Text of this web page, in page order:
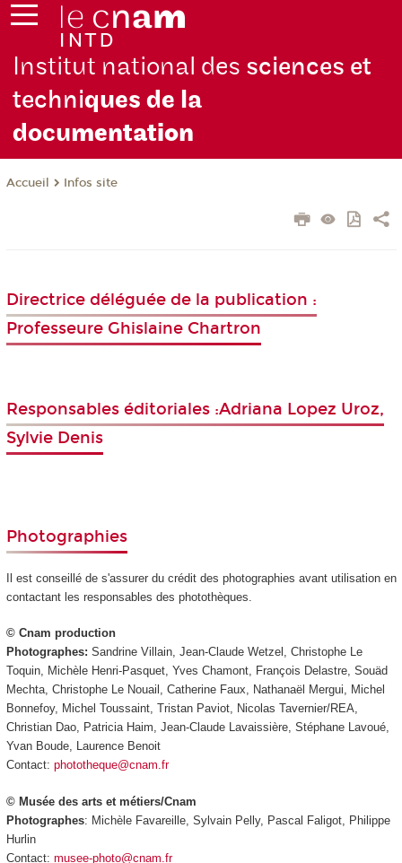
Institut national des sciences et
techniques de la
documentation
Accueil Infos site
Directrice déléguée de la publication :
Professeure Ghislaine Chartron
Responsables éditoriales :Adriana Lopez Uroz,
Sylvie Denis
Photographies
Il est conseillé de s'assurer du crédit des photographies avant utilisation en
contactant les responsables des photothèques.
© Cnam production
Photographes: Sandrine Villain, Jean-Claude Wetzel, Christophe Le
Toquin, Michèle Henri-Pasquet, Yves Chamont, François Delastre, Souäd
Mechta, Christophe Le Nouail, Catherine Faux, Nathanaël Mergui, Michel
Bonnefoy, Michel Toussaint, Tristan Paviot, Nicolas Tavernier/REA,
Christian Dao, Patricia Haim, Jean-Claude Lavaissière, Stéphane Lavoué,
Yvan Boude, Laurence Benoit
Contact: phototheque@cnam.fr
© Musée des arts et métiers/Cnam
Photographes: Michèle Favareille, Sylvain Pelly, Pascal Faligot, Philippe
Hurlin
Contact: musee-photo@cnam.fr